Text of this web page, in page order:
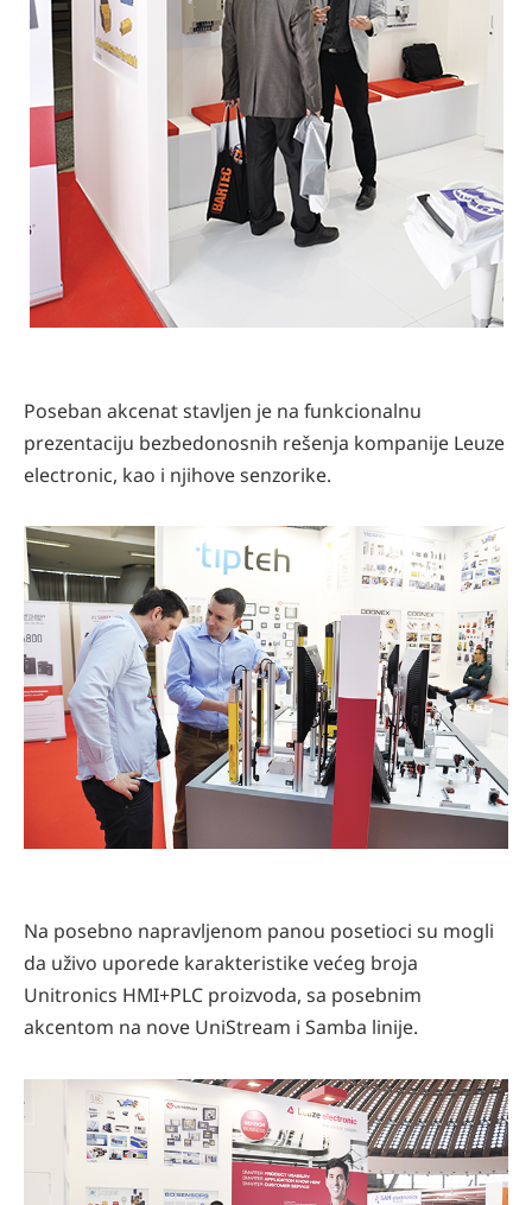
Poseban akcenat stavljen je na funkcionalnu
prezentaciju bezbedonosnih rešenja kompanije Leuze
electronic, kao i njihove senzorike.
Na posebno napravljenom panou posetioci su mogli
da uživo uporede karakteristike većeg broja
Unitronics HMI+PLC proizvoda, sa posebnim
akcentom na nove UniStream i Samba linije.